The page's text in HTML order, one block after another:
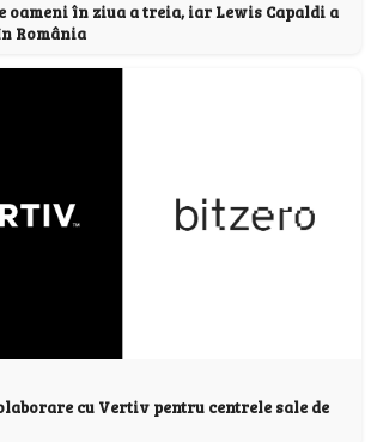
oameni în ziua a treia, iar Lewis Capaldi a
România
cu Vertiv pentru centrele sale de